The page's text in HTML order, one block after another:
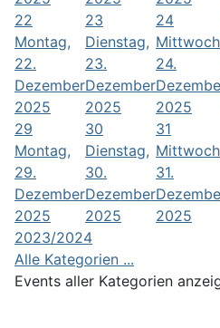
22
Montag,
22.
Dezember
2025
23
Dienstag,
23.
Dezember
2025
24
24.
2025
29
Montag,
29.
Dezember
2025
30
Dienstag,
30.
Dezember
2025
31
31.
2025
2023/2024
Alle Kategorien ...
Events aller Kategorien